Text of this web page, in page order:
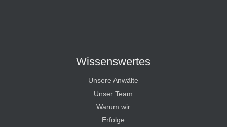
Wissenswertes
Unsere Anwälte
Unser Team
Warum wir
Erfolge